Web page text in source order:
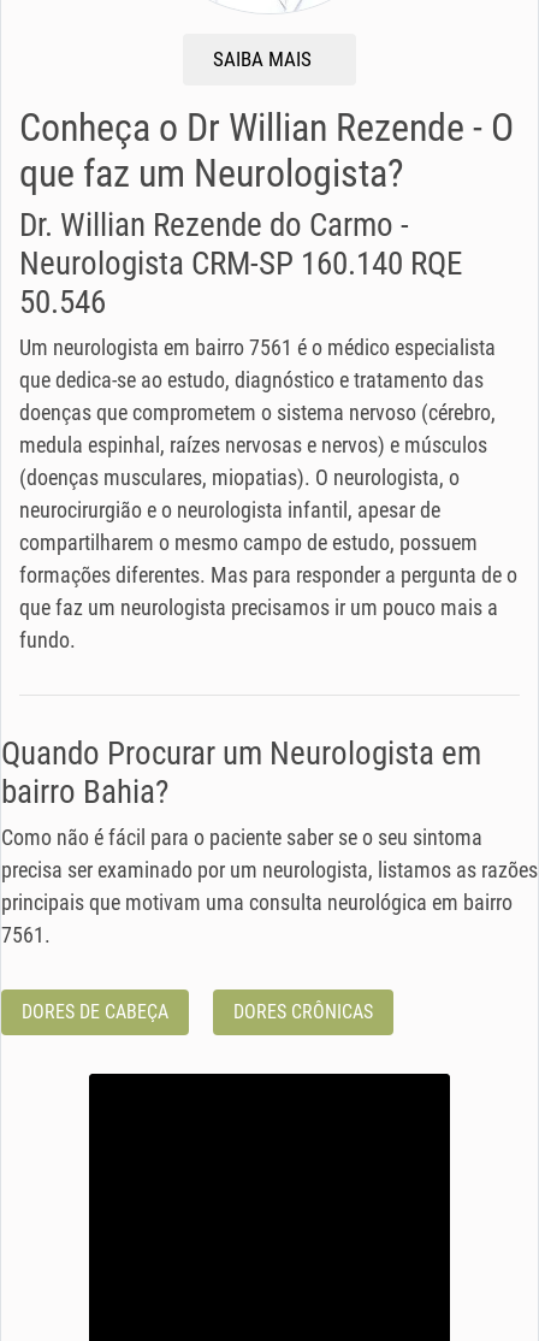
SAIBA MAIS
Conheça o Dr Willian Rezende - O
que faz um Neurologista?
Dr. Willian Rezende do Carmo -
Neurologista CRM-SP 160.140 RQE
50.546
Um neurologista em bairro 7561 é o médico especialista
que dedica-se ao estudo, diagnóstico e tratamento das
doenças que comprometem o sistema nervoso (cérebro,
medula espinhal, raízes nervosas e nervos) e músculos
(doenças musculares, miopatias). O neurologista, o
neurocirurgião e o neurologista infantil, apesar de
compartilharem o mesmo campo de estudo, possuem
formações diferentes. Mas para responder a pergunta de o
que faz um neurologista precisamos ir um pouco mais a
fundo.
Quando Procurar um Neurologista em
bairro Bahia?
Como não é fácil para o paciente saber se o seu sintoma
precisa ser examinado por um neurologista, listamos as razões
principais que motivam uma consulta neurológica em bairro
7561.
DORES DE CABEÇA DORES CRÔNICAS